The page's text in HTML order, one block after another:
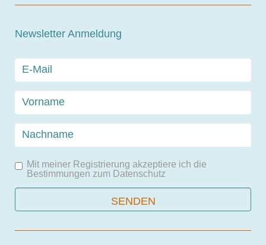
Newsletter Anmeldung
Mit meiner Registrierung akzeptiere ich die
Bestimmungen zum Datenschutz